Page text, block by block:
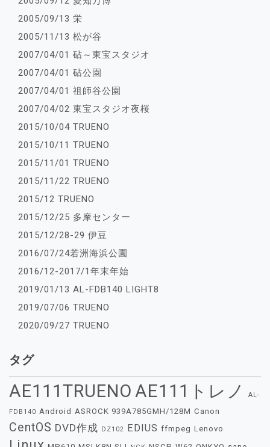
2005/09/13 栄
2005/11/13 松が谷
2007/04/01 砧～東宝スタジオ
2007/04/01 砧公園
2007/04/01 祖師谷公園
2007/04/02 東宝スタジオ夜桜
2015/10/04 TRUENO
2015/10/11 TRUENO
2015/11/01 TRUENO
2015/11/22 TRUENO
2015/12 TRUENO
2015/12/25 多摩センター
2015/12/28-29 伊豆
2016/07/24若洲海浜公園
2016/12-2017/1年末年始
2019/01/13 AL-FDB140 LIGHT8
2019/07/06 TRUENO
2020/09/27 TRUENO
タグ
AE111TRUENO AE111トレノ AL-
FDB140 Android ASROCK 939A785GMH/128M Canon
CentOS DVD作成 DZ102 EDIUS ffmpeg Lenovo